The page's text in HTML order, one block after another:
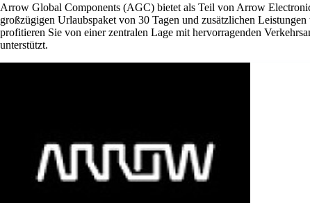
Arrow Global Components (AGC) bietet als Teil von Arrow
großzügigen Urlaubspaket von 30 Tagen und zusätzlichen
profitieren Sie von einer zentralen Lage mit hervorragenden
unterstützt.